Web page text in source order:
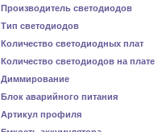
Производитель светодиодов
Тип светодиодов
Количество светодиодных плат
Количество светодиодов на плате
Диммирование
Блок аварийного питания
Артикул профиля